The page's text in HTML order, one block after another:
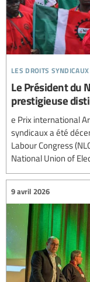
les droits
Le Président du
prestigieuse
e Prix international
syndicaux a été
Labour Congress
National Union of
9 avril 2026